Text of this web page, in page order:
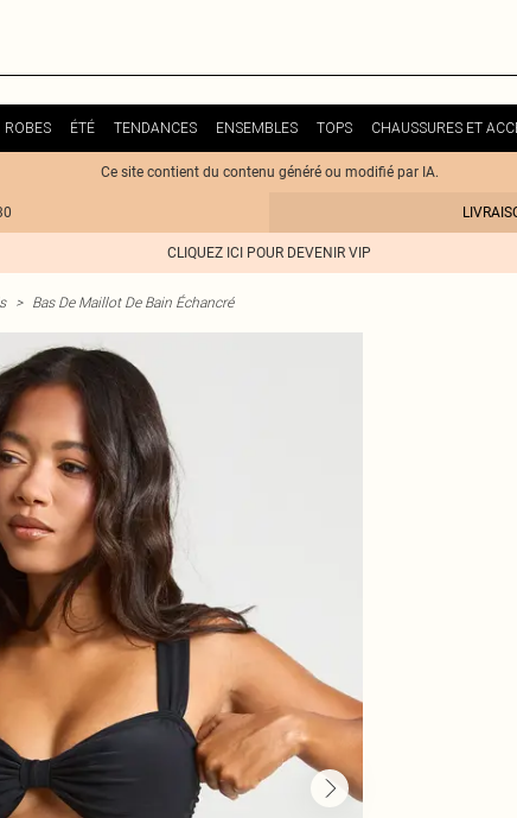
ROBES ÉTÉ TENDANCES ENSEMBLES TOPS CHAUSSURES ET
Ce site contient du contenu généré ou modifié par IA.
CLIQUEZ ICI POUR DEVENIR VIP
> Bas De Maillot De Bain Échancré